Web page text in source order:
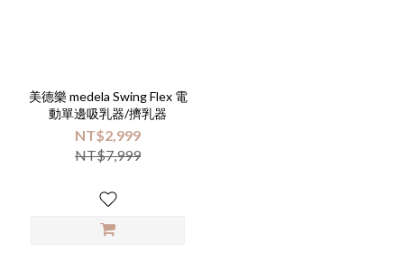
美德樂 medela Swing Flex 電
動單邊吸乳器/擠乳器
NT$2,999
NT$7,999